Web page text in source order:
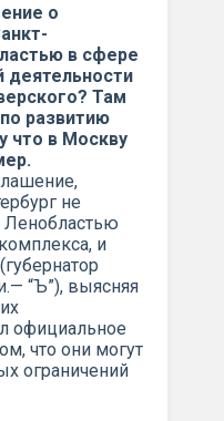
о
в сфере
деятельности
Там
развитию
что в Москву
не
Ленобластью
и
“Ъ”), выясняя
официальное
что они могут
ограничений